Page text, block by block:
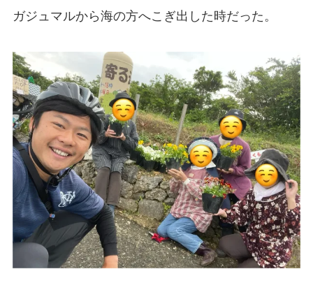
ガジュマルから海の方へこぎ出した時だった。